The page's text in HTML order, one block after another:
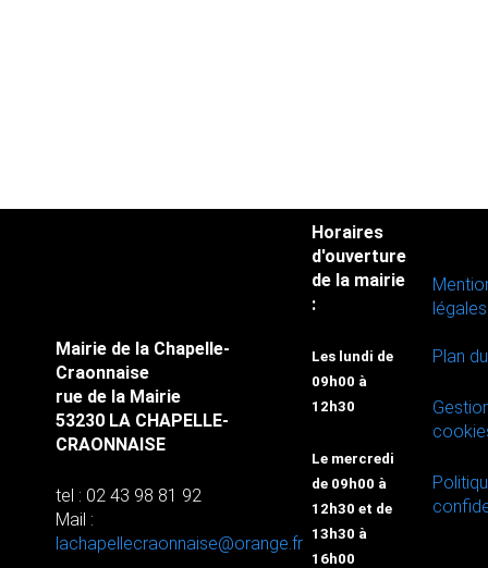
Mairie de la Chapelle-
Craonnaise
rue de la Mairie
53230 LA CHAPELLE-
CRAONNAISE
tel : 02 43 98 81 92
Mail :
lachapellecraonnaise@orange.fr
Horaires
d'ouverture
de la mairie
:
Les lundi de
09h00 à
12h30
Le mercredi
de 09h00 à
12h30 et de
13h30 à
16h00
légales
Plan